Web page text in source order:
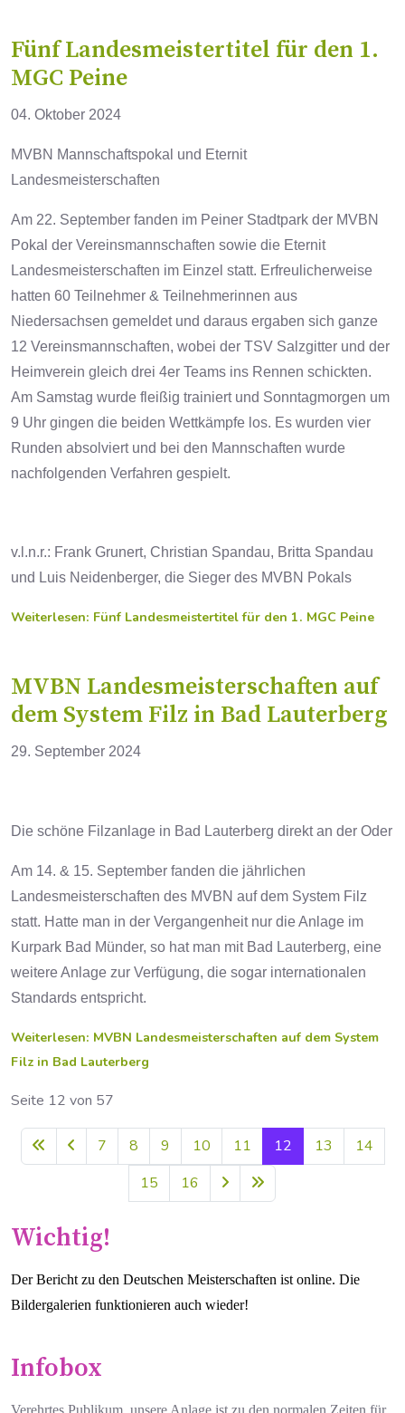
Fünf Landesmeistertitel für den 1.
MGC Peine
04. Oktober 2024
MVBN Mannschaftspokal und Eternit
Landesmeisterschaften
Am 22. September fanden im Peiner Stadtpark der MVBN
Pokal der Vereinsmannschaften sowie die Eternit
Landesmeisterschaften im Einzel statt. Erfreulicherweise
hatten 60 Teilnehmer & Teilnehmerinnen aus
Niedersachsen gemeldet und daraus ergaben sich ganze
12 Vereinsmannschaften, wobei der TSV Salzgitter und der
Heimverein gleich drei 4er Teams ins Rennen schickten.
Am Samstag wurde fleißig trainiert und Sonntagmorgen um
9 Uhr gingen die beiden Wettkämpfe los. Es wurden vier
Runden absolviert und bei den Mannschaften wurde
nachfolgenden Verfahren gespielt.
v.l.n.r.: Frank Grunert, Christian Spandau, Britta Spandau
und Luis Neidenberger, die Sieger des MVBN Pokals
Weiterlesen: Fünf Landesmeistertitel für den 1. MGC Peine
MVBN Landesmeisterschaften auf
dem System Filz in Bad Lauterberg
29. September 2024
Die schöne Filzanlage in Bad Lauterberg direkt an der Oder
Am 14. & 15. September fanden die jährlichen
Landesmeisterschaften des MVBN auf dem System Filz
statt. Hatte man in der Vergangenheit nur die Anlage im
Kurpark Bad Münder, so hat man mit Bad Lauterberg, eine
weitere Anlage zur Verfügung, die sogar internationalen
Standards entspricht.
Weiterlesen: MVBN Landesmeisterschaften auf dem System
Filz in Bad Lauterberg
Seite 12 von 57
7 8 9 10 11 12 13
14
15
16
Wichtig!
Der Bericht zu den Deutschen Meisterschaften ist online. Die
Bildergalerien funktionieren auch wieder!
Infobox